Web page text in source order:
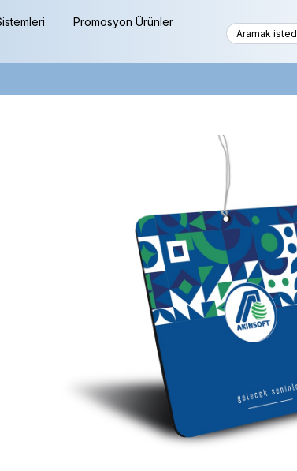
Promosyon Ürünler